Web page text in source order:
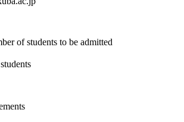
of students to be admitted